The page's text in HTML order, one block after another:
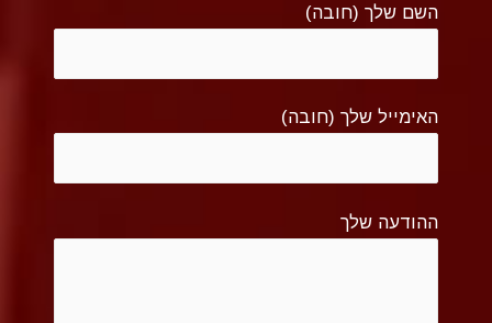
השם שלך (חובה)
האימייל שלך (חובה)
ההודעה שלך